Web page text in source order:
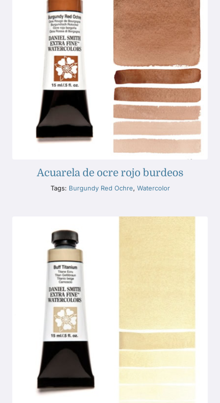
Acuarela de ocre rojo burdeos
Tags: Burgundy Red Ochre, Watercolor